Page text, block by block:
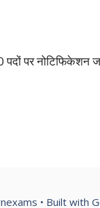
पर नोटिफिकेशन
• Built with